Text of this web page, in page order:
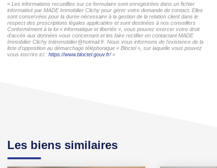
« Les informations recueillies sur ce formulaire sont enregistrées dans un fichier
informatisé par MADE Immobilier Clichy pour gérer votre demande de contact. Elles
sont conservées pour la durée nécessaire à la gestion de la relation client dans le
respect des prescriptions légales applicables et sont destinées à nos conseillers
Conformément à la loi « informatique et libertés », vous pouvez exercer votre droit
d'accès aux données vous concernant et les faire rectifier en contactant MADE
Immobilier Clichy tntimmobilier@hotmail.fr. Nous vous informons de l'existence de la
liste d'opposition au démarchage téléphonique « Bloctel », sur laquelle vous pouvez
vous inscrire ici : https://www.bloctel.gouv.fr/»
Les biens similaires